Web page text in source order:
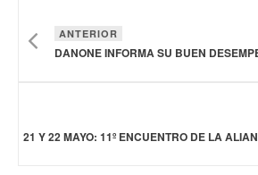
ANTERIOR